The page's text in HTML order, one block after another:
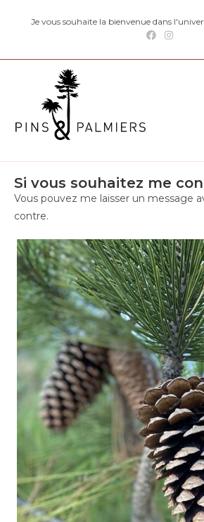
Je vous souhaite la bienvenue dans
Si vous souhaitez me
Vous pouvez me laisser un message
contre.